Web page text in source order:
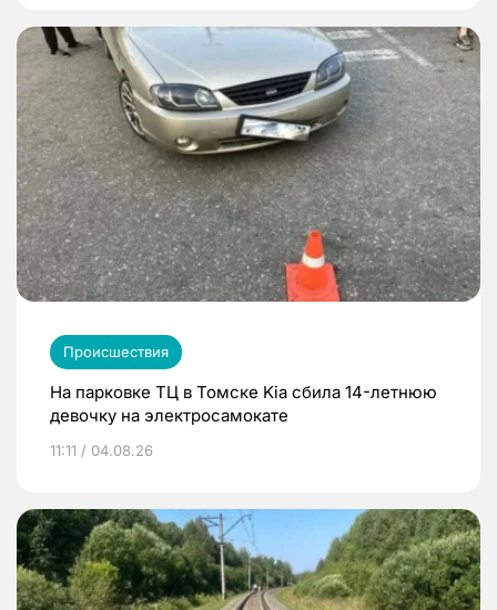
Происшествия
На парковке ТЦ в Томске Kia сбила 14-летнюю
девочку на электросамокате
11:11 / 04.08.26